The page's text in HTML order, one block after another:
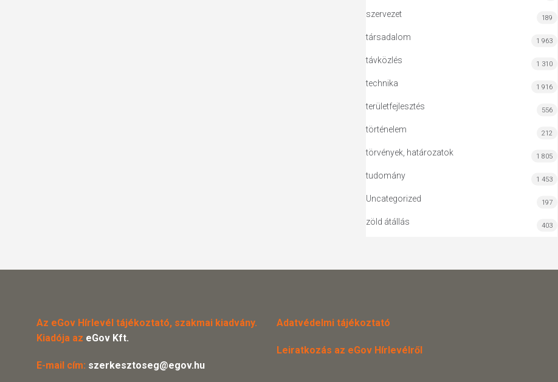
szervezet 189
társadalom 1 963
távközlés 1 310
technika 1 916
területfejlesztés 556
történelem 212
törvények, határozatok 1 805
tudomány 1 453
Uncategorized 197
zöld átállás 403
Az eGov Hírlevél tájékoztató, szakmai kiadvány.
Kiadója az eGov Kft.
E-mail cím: szerkesztoseg@egov.hu
Adatvédelmi tájékoztató
Leiratkozás az eGov Hírlevélről